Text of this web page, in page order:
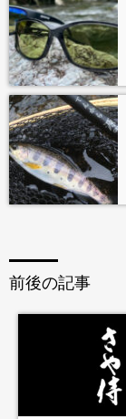
前後の記事